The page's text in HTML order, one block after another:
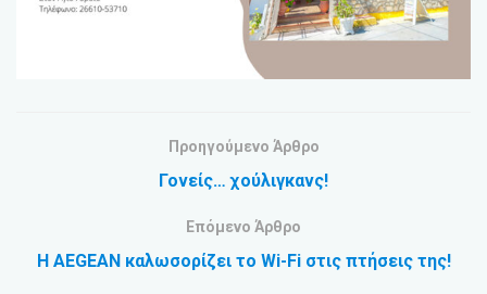
Προηγούμενο Άρθρο
Γονείς… χούλιγκανς!
Επόμενο Άρθρο
Η AEGEAN καλωσορίζει το Wi-Fi στις πτήσεις της!